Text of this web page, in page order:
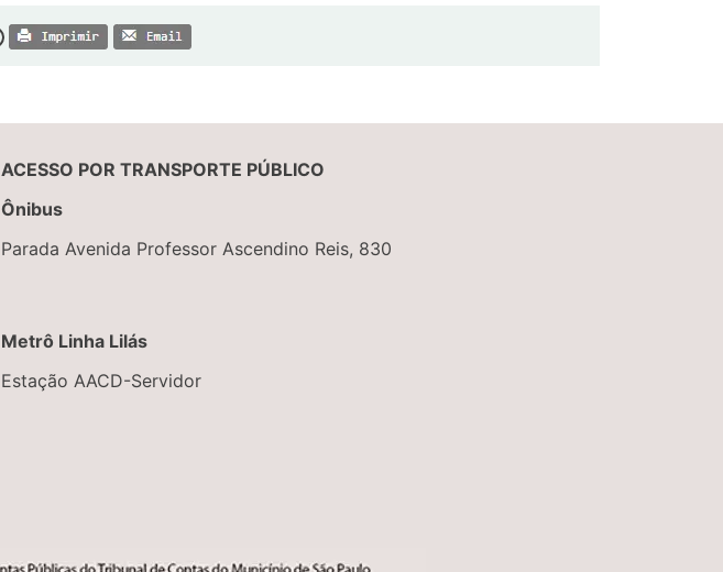
ACESSO POR TRANSPORTE PÚBLICO
Ônibus
Parada Avenida Professor Ascendino Reis, 830
Metrô Linha Lilás
Estação AACD-Servidor